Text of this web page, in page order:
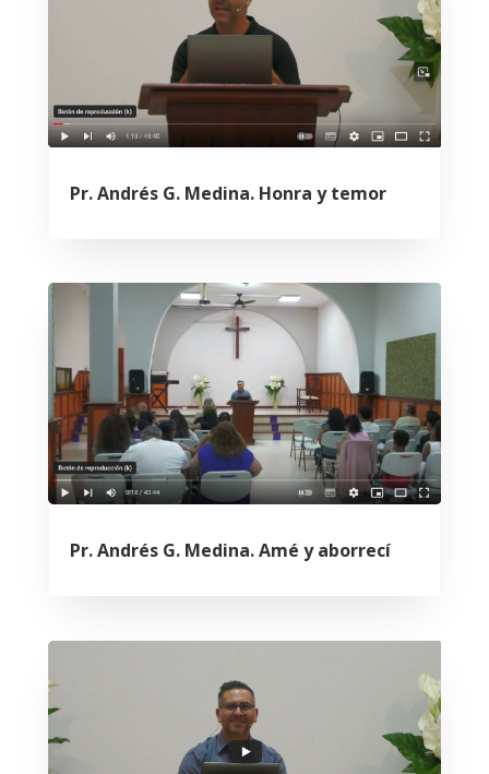
Pr. Andrés G. Medina. Honra y temor
Pr. Andrés G. Medina. Amé y aborrecí